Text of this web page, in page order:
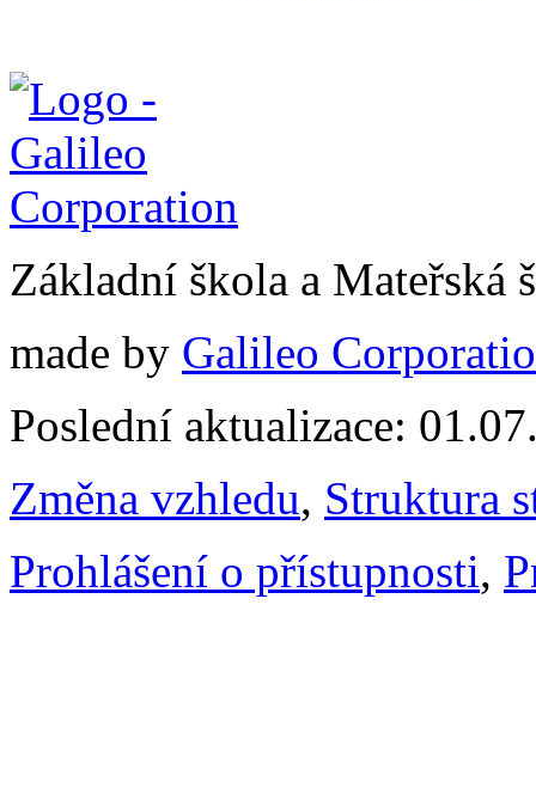
Základní škola a
made by Galileo
Poslední aktualizace:
Změna vzhledu, Struktura
Prohlášení o přístupnosti,